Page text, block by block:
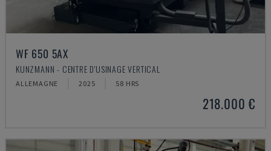
WF 650 5AX
KUNZMANN - CENTRE D'USINAGE VERTICAL
ALLEMAGNE 2025 58 HRS
218.000 €